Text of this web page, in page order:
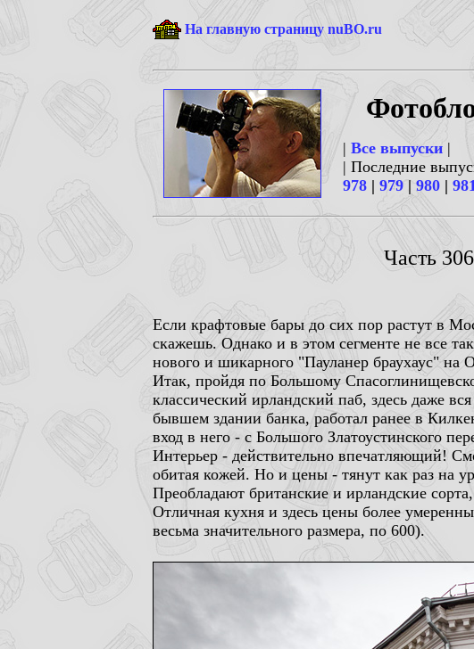
На главную страницу nuBO.ru
| Все выпуски |
| Последние
978 | 979 | 980 |
Часть
Если крафтовые бары до сих пор растут в
скажешь. Однако и в этом сегменте не все
нового и шикарного "Пауланер браухаус"
Итак, пройдя по Большому
классический ирландский паб, здесь даже
бывшем здании банка, работал ранее в
вход в него - с Большого Златоустинского
Интерьер - действительно впечатляющий!
обитая кожей. Но и цены - тянут как раз на
Преобладают британские и ирландские
Отличная кухня и здесь цены более
весьма значительного размера, по 600).